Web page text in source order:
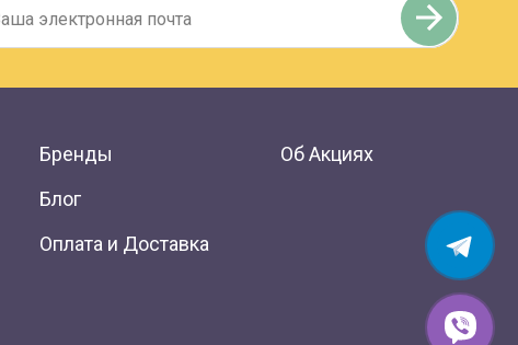
Бренды
Блог
Оплата и Доставка
Об Акциях